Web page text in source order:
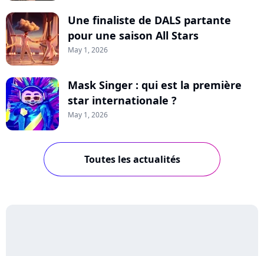
Une finaliste de DALS partante
pour une saison All Stars
May 1, 2026
Mask Singer : qui est la première
star internationale ?
May 1, 2026
Toutes les actualités